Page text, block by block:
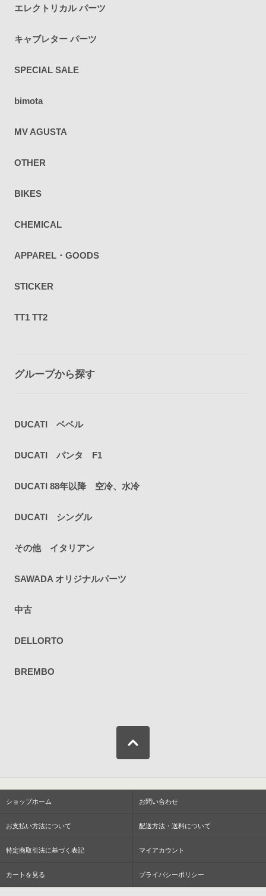
エレクトリカル パーツ
キャブレター パーツ
SPECIAL SALE
bimota
MV AGUSTA
OTHER
BIKES
CHEMICAL
APPAREL・GOODS
STICKER
TT1 TT2
グループから探す
DUCATI ベベル
DUCATI パンタ F1
DUCATI 88年以降 空冷、水冷
DUCATI シングル
その他 イタリアン
SAWADA オリジナルパーツ
中古
DELLORTO
BREMBO
ショップホーム お問い合わせ
お支払い方法について 配送方法・送料について
特定商取引法に基づく表記 マイアカウント
カートを見る プライバシーポリシー